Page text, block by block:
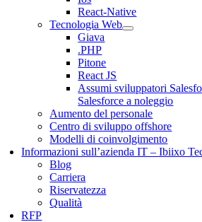
React-Native
Tecnologia Web
Giava
.PHP
Pitone
React JS
Assumi sviluppatori
Salesforce a noleggio
Aumento del personale
Centro di sviluppo offshore
Modelli di coinvolgimento
Informazioni sull’azienda IT – Ibiixo
Blog
Carriera
Riservatezza
Qualità
RFP